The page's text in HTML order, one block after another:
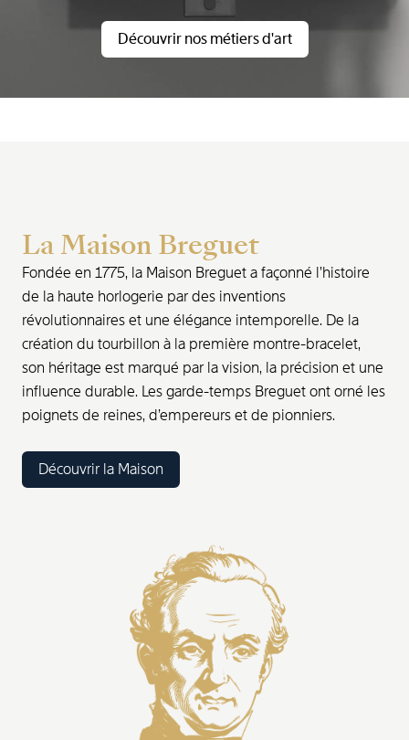
Découvrir nos métiers d'art
La Maison Breguet
Fondée en 1775, la Maison Breguet a façonné l’histoire
de la haute horlogerie par des inventions
révolutionnaires et une élégance intemporelle. De la
création du tourbillon à la première montre-bracelet,
son héritage est marqué par la vision, la précision et une
influence durable. Les garde-temps Breguet ont orné les
poignets de reines, d’empereurs et de pionniers.
Découvrir la Maison